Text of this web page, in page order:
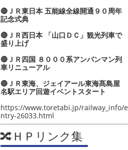
🔴ＪＲ東日本 五能線全線開通９０周年
記念式典
🔴ＪＲ西日本 「山口ＤＣ」観光列車で
盛り上げ
🔴ＪＲ四国 ８０００系アンパンマン列
車リニューアル
🔴ＪＲ東海、ジェイアール東海髙島屋
名駅エリア回遊イベントスタート
https://www.toretabi.jp/railway_info/e
ntry-26033.html
🔀ＨＰリンク集